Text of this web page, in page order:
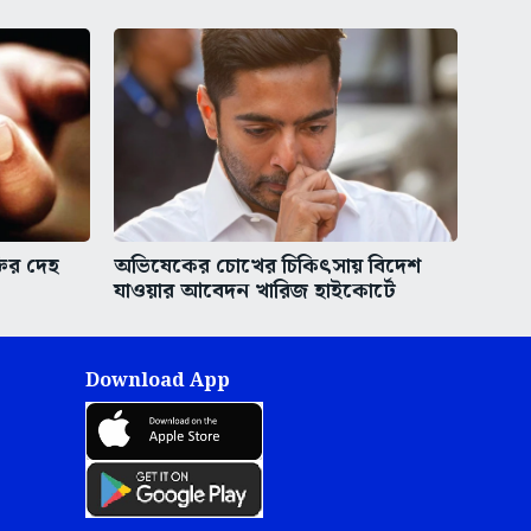
দেহ অভিষেকের চোখের চিকিৎসায় বিদেশ
যাওয়ার আবেদন খারিজ হাইকোর্টে
Download App